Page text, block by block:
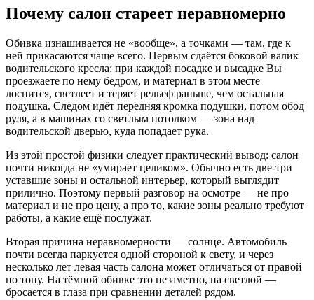
Почему салон стареет неравномерно
Обивка изнашивается не «вообще», а точками — там, где к
ней прикасаются чаще всего. Первым сдаётся боковой валик
водительского кресла: при каждой посадке и высадке Вы
проезжаете по нему бедром, и материал в этом месте
лоснится, светлеет и теряет рельеф раньше, чем остальная
подушка. Следом идёт передняя кромка подушки, потом обод
руля, а в машинах со светлым потолком — зона над
водительской дверью, куда попадает рука.
Из этой простой физики следует практический вывод: салон
почти никогда не «умирает целиком». Обычно есть две-три
уставшие зоны и остальной интерьер, который выглядит
прилично. Поэтому первый разговор на осмотре — не про
материал и не про цену, а про то, какие зоны реально требуют
работы, а какие ещё послужат.
Вторая причина неравномерности — солнце. Автомобиль
почти всегда паркуется одной стороной к свету, и через
несколько лет левая часть салона может отличаться от правой
по тону. На тёмной обивке это незаметно, на светлой —
бросается в глаза при сравнении деталей рядом.